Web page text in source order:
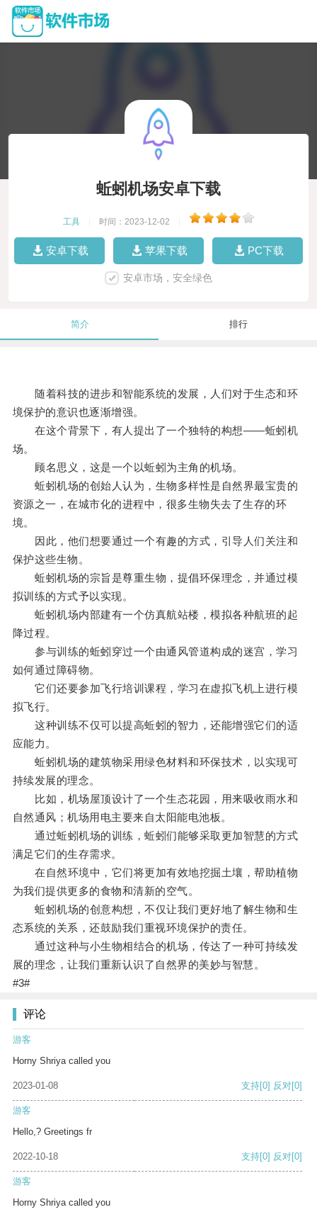
蚯蚓机场安卓下载
工具 时间：2023-12-02
安卓下载 苹果下载 PC下载
安卓市场，安全绿色
简介 排行
随着科技的进步和智能系统的发展，人们对于生态和环
境保护的意识也逐渐增强。
在这个背景下，有人提出了一个独特的构想——蚯蚓机
场。
顾名思义，这是一个以蚯蚓为主角的机场。
蚯蚓机场的创始人认为，生物多样性是自然界最宝贵的
资源之一，在城市化的进程中，很多生物失去了生存的环
境。
因此，他们想要通过一个有趣的方式，引导人们关注和
保护这些生物。
蚯蚓机场的宗旨是尊重生物，提倡环保理念，并通过模
拟训练的方式予以实现。
蚯蚓机场内部建有一个仿真航站楼，模拟各种航班的起
降过程。
参与训练的蚯蚓穿过一个由通风管道构成的迷宫，学习
如何通过障碍物。
它们还要参加飞行培训课程，学习在虚拟飞机上进行模
拟飞行。
这种训练不仅可以提高蚯蚓的智力，还能增强它们的适
应能力。
蚯蚓机场的建筑物采用绿色材料和环保技术，以实现可
持续发展的理念。
比如，机场屋顶设计了一个生态花园，用来吸收雨水和
自然通风；机场用电主要来自太阳能电池板。
通过蚯蚓机场的训练，蚯蚓们能够采取更加智慧的方式
满足它们的生存需求。
在自然环境中，它们将更加有效地挖掘土壤，帮助植物
为我们提供更多的食物和清新的空气。
蚯蚓机场的创意构想，不仅让我们更好地了解生物和生
态系统的关系，还鼓励我们重视环境保护的责任。
通过这种与小生物相结合的机场，传达了一种可持续发
展的理念，让我们重新认识了自然界的美妙与智慧。
#3#
评论
游客
Horny Shriya called you
2023-01-08 支持[0] 反对[0]
游客
Hello,? Greetings fr
2022-10-18 支持[0] 反对[0]
游客
Horny Shriya called you